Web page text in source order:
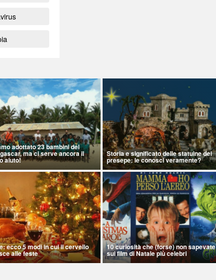
adottato 23 bambini del
ma ci serve ancora il
aiuto!
Storia e significato delle statuine del
presepe: le conosci veramente?
ecco 5 modi in cui il cervello
alle feste
10 curiosità che (forse) non sapevate
sui film di Natale più celebri